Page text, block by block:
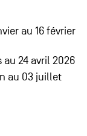
au 16 février
24 avril 2026
au 03 juillet